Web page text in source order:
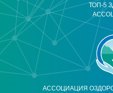
АССОЦИАЦИЯ
ТОП-5